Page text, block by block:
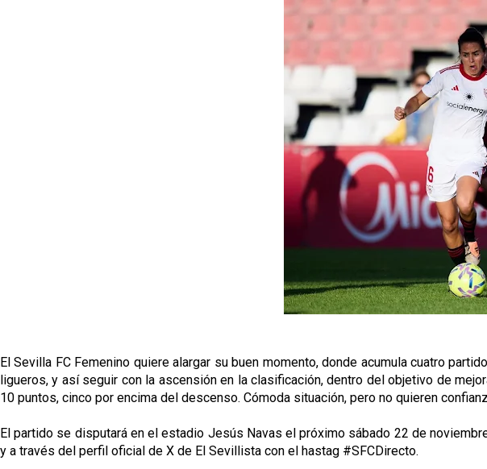
El Sevilla FC Femenino quiere alargar su buen momento, donde acumula cuatro
ligueros, y así seguir con la ascensión en la clasificación, dentro del objetivo de
10 puntos, cinco por encima del descenso. Cómoda situación, pero no quieren
El partido se disputará en el estadio Jesús Navas el próximo sábado 22 de
y a través del perfil oficial de X de El Sevillista con el hastag #SFCDirecto.